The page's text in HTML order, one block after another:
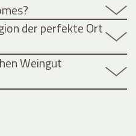
der perfekte Ort
Weingut